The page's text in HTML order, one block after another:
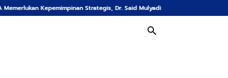
Strategis, Dr. Said Mulyadi Dinilai Memenuhi Kriteria